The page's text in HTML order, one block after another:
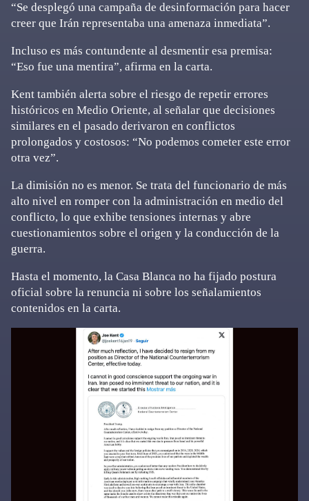
“Se desplegó una campaña de desinformación para hacer
creer que Irán representaba una amenaza inmediata”.
Incluso es más contundente al desmentir esa premisa:
“Eso fue una mentira”, afirma en la carta.
Kent también alerta sobre el riesgo de repetir errores
históricos en Medio Oriente, al señalar que decisiones
similares en el pasado derivaron en conflictos
prolongados y costosos: “No podemos cometer este error
otra vez”.
La dimisión no es menor. Se trata del funcionario de más
alto nivel en romper con la administración en medio del
conflicto, lo que exhibe tensiones internas y abre
cuestionamientos sobre el origen y la conducción de la
guerra.
Hasta el momento, la Casa Blanca no ha fijado postura
oficial sobre la renuncia ni sobre los señalamientos
contenidos en la carta.